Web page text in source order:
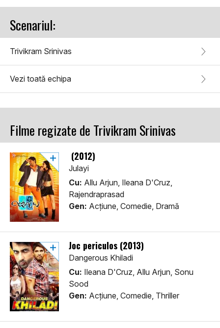
Scenariul:
Trivikram Srinivas
Vezi toată echipa
Filme regizate de Trivikram Srinivas
(2012)
Julayi
Cu: Allu Arjun, Ileana D'Cruz,
Rajendraprasad
Gen: Acţiune, Comedie, Dramă
Joc periculos (2013)
Dangerous Khiladi
Cu: Ileana D'Cruz, Allu Arjun, Sonu
Sood
Gen: Acţiune, Comedie, Thriller